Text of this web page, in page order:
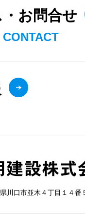
お問合せ
川口市並木４丁目１４番